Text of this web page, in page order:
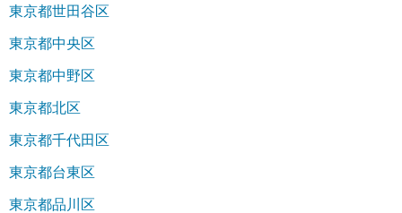
東京都世田谷区
東京都中央区
東京都中野区
東京都北区
東京都千代田区
東京都台東区
東京都品川区